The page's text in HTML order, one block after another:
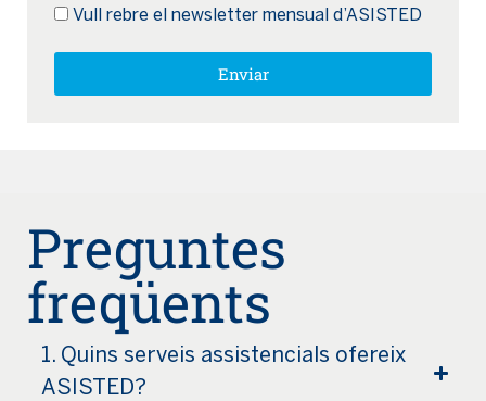
Vull rebre el newsletter mensual d’ASISTED
Enviar
Preguntes
freqüents
1. Quins serveis assistencials ofereix
ASISTED?